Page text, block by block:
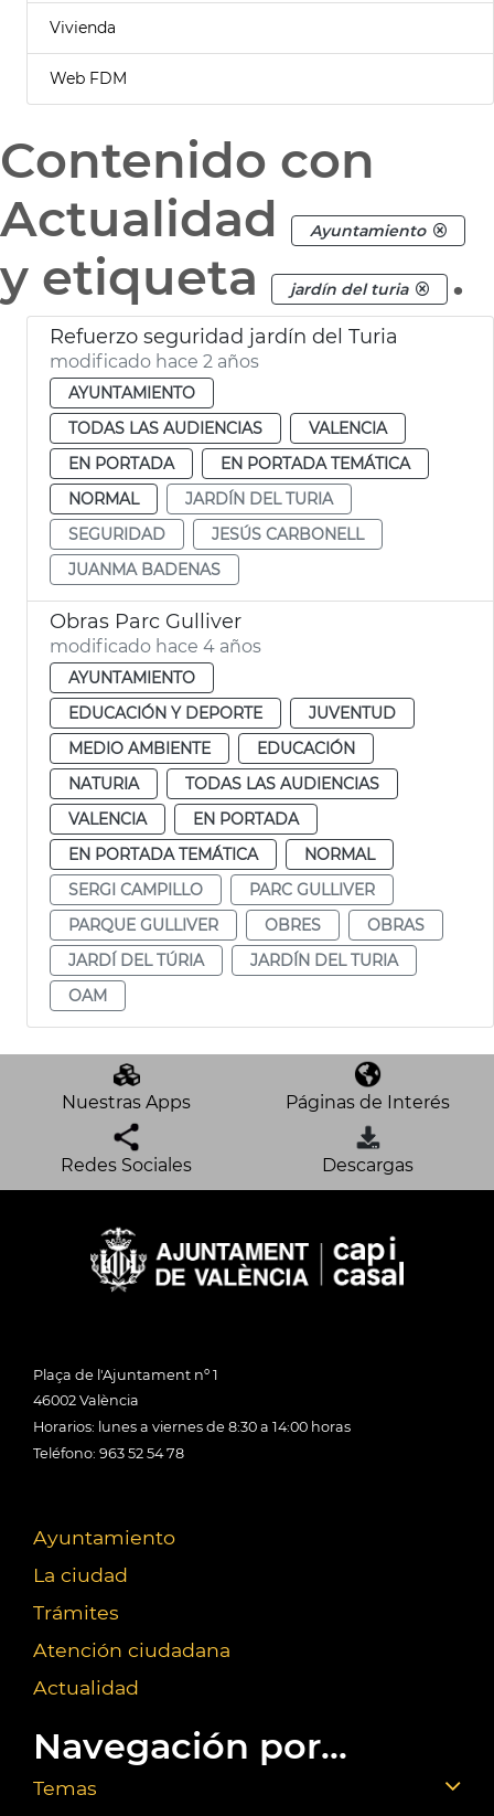
Vivienda
Web FDM
Contenido con
Actualidad
Ayuntamiento
y etiqueta jardín del turia .
Refuerzo seguridad jardín del Turia
modificado hace 2 años
AYUNTAMIENTO
TODAS LAS AUDIENCIAS
VALENCIA
EN PORTADA
EN PORTADA TEMÁTICA
NORMAL
JARDÍN DEL TURIA
SEGURIDAD
JESÚS CARBONELL
JUANMA BADENAS
Obras Parc Gulliver
modificado hace 4 años
AYUNTAMIENTO
EDUCACIÓN Y DEPORTE
JUVENTUD
MEDIO AMBIENTE
EDUCACIÓN
NATURIA
TODAS LAS AUDIENCIAS
VALENCIA
EN PORTADA
EN PORTADA TEMÁTICA
NORMAL
SERGI CAMPILLO
PARC GULLIVER
PARQUE GULLIVER
OBRES
OBRAS
JARDÍ DEL TÚRIA
JARDÍN DEL TURIA
OAM
Nuestras Apps Páginas de Interés
Redes Sociales Descargas
Plaça de l'Ajuntament nº 1
46002 València
Horarios: lunes a viernes de 8:30 a 14:00 horas
Teléfono: 963 52 54 78
Ayuntamiento
La ciudad
Trámites
Atención ciudadana
Actualidad
Navegación por...
Temas